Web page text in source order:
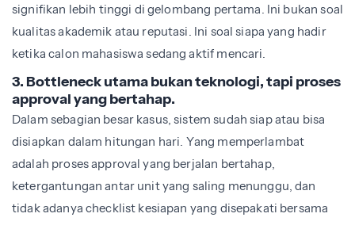
signifikan lebih tinggi di gelombang pertama. Ini bukan soal
kualitas akademik atau reputasi. Ini soal siapa yang hadir
ketika calon mahasiswa sedang aktif mencari.
3. Bottleneck utama bukan teknologi, tapi proses
approval yang bertahap.
Dalam sebagian besar kasus, sistem sudah siap atau bisa
disiapkan dalam hitungan hari. Yang memperlambat
adalah proses approval yang berjalan bertahap,
ketergantungan antar unit yang saling menunggu, dan
tidak adanya checklist kesiapan yang disepakati bersama